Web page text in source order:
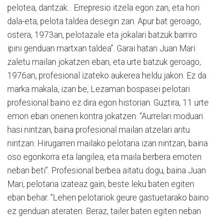
pelotea, dantzak... Errepresio itzela egon zan, eta hori
dala-eta, pelota taldea desegin zan. Apur bat geroago,
ostera, 1973an, pelotazale eta jokalari batzuk barriro
ipini genduan martxan taldea”. Garai hatan Juan Mari
zaletu mailan jokatzen eban, eta urte batzuk geroago,
1976an, profesional izateko aukerea heldu jakon. Ez da
marka makala, izan be, Lezaman bospasei pelotari
profesional baino ez dira egon historian. Guztira, 11 urte
emon eban onenen kontra jokatzen. “Aurrelari moduan
hasi nintzan, baina profesional mailan atzelari aritu
nintzan. Hirugarren mailako pelotaria izan nintzan, baina
oso egonkorra eta langilea, eta maila berbera emoten
neban beti”. Profesional berbea aitatu dogu, baina Juan
Mari, pelotaria izateaz gain, beste leku baten egiten
eban behar. “Lehen pelotariok geure gastuetarako baino
ez genduan ateraten. Beraz, tailer baten egiten neban